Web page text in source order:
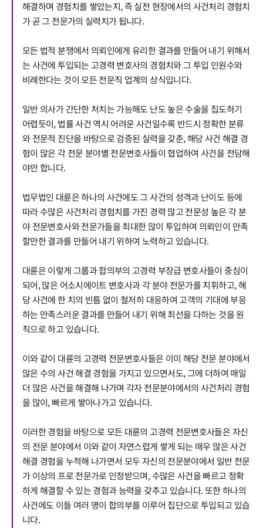
팀소개
팀소개
대륜의 강점
오시는 길
글로벌 파트너 로펌
고객의 소리
업무사례
주요 업무사례
사례분석/최신동향
법률지식인
고객후기
업무분야
건설부 업무
해결하며 경험치를 쌓았는지, 즉 실전 현장에서의 사건처리 경험치
가 곧 그 전문가의 실력치가 됩니다.
모든 법적 분쟁에서 의뢰인에게 유리한 결과를 만들어 내기 위해서
는 사건에 투입되는 고경력 변호사의 경험치와 그 투입 인원수와
비례한다는 것이 모든 전문직 업계의 상식입니다.
일반 의사가 간단한 처치는 가능해도 난도 높은 수술을 집도하기
어렵듯이, 법률 사건 역시 어려운 사건일수록 반드시 정확한 분류
와 전문적 진단을 바탕으로 검증된 실력을 갖춘, 해당 사건 해결 경
험이 많은 각 전문 분야별 전문변호사들이 협업하여 사건을 전담해
야만 합니다.
법무법인 대륜은 하나의 사건에도 그 사건의 성격과 난이도 등에
따라 수많은 사건처리 경험치를 가진 경력 많고 전문성 높은 각 분
야 전문변호사와 전문가들을 최대한 많이 투입하여 의뢰인이 만족
할만한 결과를 만들어 내기 위하여 노력하고 있습니다.
대륜은 이렇게 그룹과 합의부의 고경력 부장급 변호사들이 중심이
되어, 많은 어소시에이트 변호사과 각 분야 전문가를 지휘하고, 해
당 사건에 한 치의 빈틈 없이 철저히 대응하여 고객의 기대에 부응
하는 만족스러운 결과를 만들어 내기 위해 최선을 다하는 것을 원
칙으로 하고 있습니다.
이와 같이 대륜의 고경력 전문변호사들은 이미 해당 전문 분야에서
많은 수의 사건 해결 경험을 가지고 있으면서도, 그에 더하여 매일
더 많은 사건을 해결해 나가며 각자 전문분야에서의 사건처리 경험
을 많이, 빠르게 쌓아나가고 있습니다.
이러한 경험을 바탕으로 모든 대륜의 고경력 전문변호사들은 자신
의 전문 분야에서 이와 같이 자연스럽게 쌓게 되는 매우 많은 사건
해결 경험을 누적해 나가면서 모두 자신의 전문분야에서 일반 전문
가 이상의 프로 전문가로 인정받으며, 수많은 사건을 빠르고 정확
하게 해결할 수 있는 경험과 능력을 갖추고 있습니다. 또한 하나의
사건에도 이들 여러 명이 합의부를 이루어 집단으로 투입되고 있습
니다.